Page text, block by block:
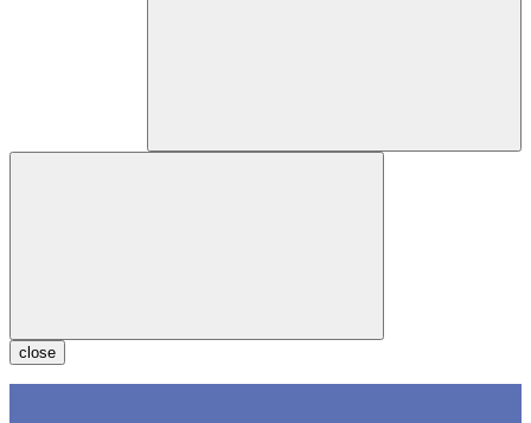
close